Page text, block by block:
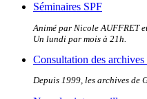
Séminaires SPF
Animé par Nicole AUFFRET
Un lundi par mois à 21h.
Consultation des
Depuis 1999, les archives de